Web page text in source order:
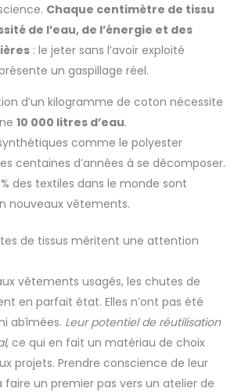
Chaque centimètre de tissu
de l’eau, de l’énergie et des
: le jeter sans l’avoir exploité
un gaspillage réel.
d’un kilogramme de coton nécessite
10 000 litres d’eau.
comme le polyester
centaines d’années à se décomposer.
% des textiles dans le monde sont
nouveaux vêtements.
de tissus méritent une attention
vêtements usagés, les chutes de
en parfait état. Elles n’ont pas été
abîmées. Leur potentiel de réutilisation
, ce qui en fait un matériau de choix
projets. Prendre conscience de leur
faire un premier pas vers un atelier de